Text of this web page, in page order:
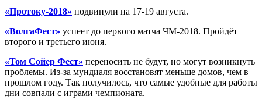
«Протоку-2018» подвинули на 17-19 августа.
«ВолгаФест» успеет до первого матча ЧМ-2018. Пройдёт
второго и третьего июня.
«Том Сойер Фест» переносить не будут, но могут возникнуть
проблемы. Из-за мундиаля восстановят меньше домов, чем в
прошлом году. Так получилось, что самые удобные для работы
дни совпали с играми чемпионата.